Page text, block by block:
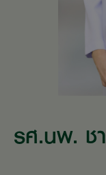
รศ.นพ. ช